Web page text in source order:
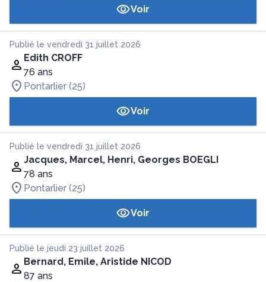
Voir
Publié le vendredi 31 juillet 2026
Edith CROFF
76 ans
Pontarlier (25)
Voir
Publié le vendredi 31 juillet 2026
Jacques, Marcel, Henri, Georges BOEGLI
78 ans
Pontarlier (25)
Voir
Publié le jeudi 23 juillet 2026
Bernard, Emile, Aristide NICOD
87 ans